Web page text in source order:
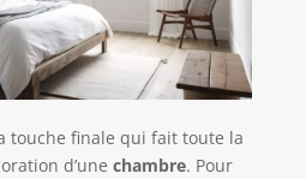
touche finale qui fait toute la
d’une chambre. Pour